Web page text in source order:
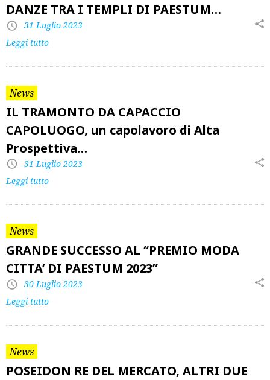
DANZE TRA I TEMPLI DI PAESTUM…
31 Luglio 2023
Leggi tutto
News
IL TRAMONTO DA CAPACCIO
CAPOLUOGO, un capolavoro di Alta
Prospettiva…
31 Luglio 2023
Leggi tutto
News
GRANDE SUCCESSO AL “PREMIO MODA
CITTA’ DI PAESTUM 2023”
30 Luglio 2023
Leggi tutto
News
POSEIDON RE DEL MERCATO, ALTRI DUE